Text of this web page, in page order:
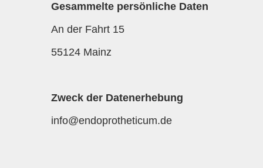
Gesammelte persönliche Daten
An der Fahrt 15
55124 Mainz
Zweck der Datenerhebung
info@endoprotheticum.de